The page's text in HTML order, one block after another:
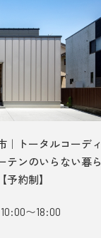
トータルコーディ
テンのいらない暮ら
予約制】
〜18:00